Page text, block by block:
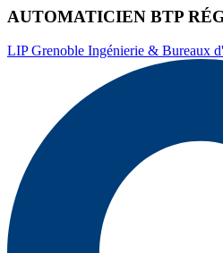
AUTOMATICIEN BTP
LIP Grenoble Ingénierie & Bureaux